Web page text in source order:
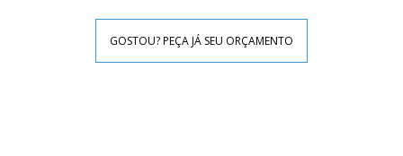
GOSTOU? PEÇA JÁ SEU ORÇAMENTO